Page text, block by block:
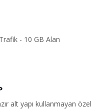
- 10 GB Alan
alt yapı kullanmayan özel